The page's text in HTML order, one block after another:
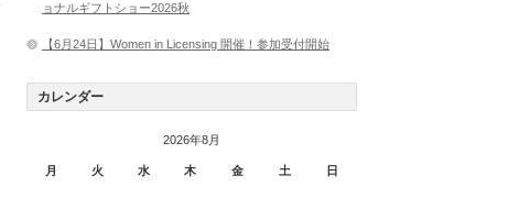
ョナルギフトショー2026秋
【6月24日】Women in Licensing 開催！参加受付開始
カレンダー
2026年8月
月 火 水 木 金 土 日